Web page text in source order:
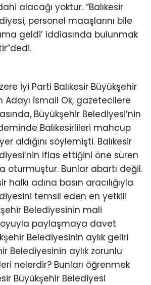
alacağı yoktur. “Balıkesir
personel maaşlarını bile
geldi’ iddiasında bulunmak
İyi Parti Balıkesir Büyükşehir
Adayı İsmail Ok, gazetecilere
Büyükşehir Belediyesi’nin
Balıkesirlileri mahcup
aldığını söylemişti. Balıkesir
iflas ettiğini öne süren
oturmuştur. Bunlar abartı değil.
halkı adına basın aracılığıyla
temsil eden en yetkili
Belediyesinin mali
paylaşmaya davet
Belediyesinin aylık geliri
Belediyesinin aylık zorunlu
nelerdir? Bunları öğrenmek
Büyükşehir Belediyesi